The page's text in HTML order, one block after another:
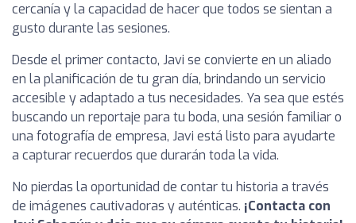
cercanía y la capacidad de hacer que todos se sientan a
gusto durante las sesiones.
Desde el primer contacto, Javi se convierte en un aliado
en la planificación de tu gran día, brindando un servicio
accesible y adaptado a tus necesidades. Ya sea que estés
buscando un reportaje para tu boda, una sesión familiar o
una fotografía de empresa, Javi está listo para ayudarte
a capturar recuerdos que durarán toda la vida.
No pierdas la oportunidad de contar tu historia a través
de imágenes cautivadoras y auténticas. ¡Contacta con